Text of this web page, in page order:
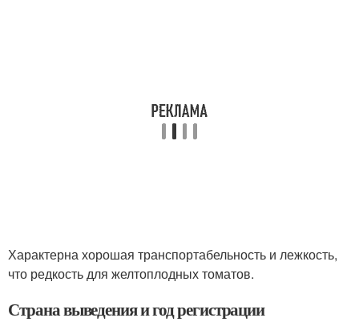
Характерна хорошая транспортабельность и лежкость,
что редкость для желтоплодных томатов.
Страна выведения и год регистрации